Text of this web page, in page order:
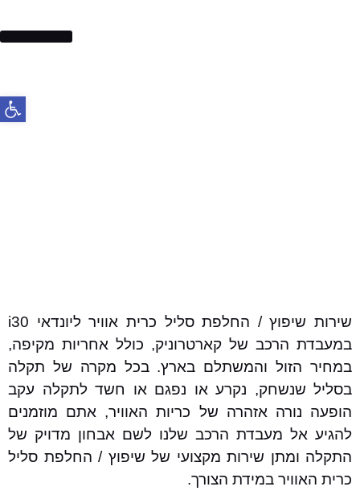
שירות שיפוץ / החלפת סליל כרית אוויר ליונדאי i30
במעבדת הרכב של קארטרוניק, כולל אחריות מקיפה,
במחיר הזול והמשתלם בארץ. בכל מקרה של תקלה
בסליל שנשחק, נקרע או נפגם או חשד לתקלה עקב
הופעה נורה אזהרה של כריות האוויר, אתם מוזמנים
להגיע אל מעבדת הרכב שלנו לשם אבחון מדויק של
התקלה ומתן שירות מקצועי של שיפוץ / החלפת סליל
כרית האוויר במידת הצורך.
פתח